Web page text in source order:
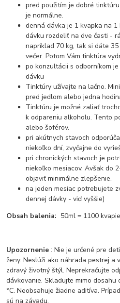
pred použitím je dobré
je normálne.
denná dávka je 1 kvapka na
dávku rozdeliť na dve časti -
napríklad 70 kg, tak si dáte
večer. Potom Vám tinktúra
po konzultácii s odborníkom
dávku
Tinktúry užívajte na lačno.
pred jedlom alebo jedna
Tinktúru je možné zaliať
k odpareniu alkoholu. Tento
alebo šoférov.
pri akútnych stavoch
niekoľko dní, zvyčajne do
pri chronických stavoch je
niekoľko mesiacov. Avšak do
objaviť minimálne zlepšenie.
na jeden mesiac potrebujete
dennej dávky - viď vyššie)
Obsah balenia: 50ml = 1100
Upozornenie: Nie je určené pre
ženy. Neslúži ako náhrada pestrej a
zdravý životný štýl. Neprekračujte
dávkovanie. Skladujte mimo
°C. Neobsahuje žiadne aditíva.
sú na závadu.